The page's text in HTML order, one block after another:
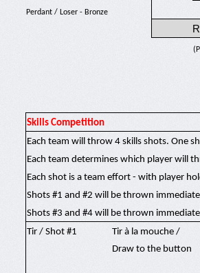
Perdant / Loser - Bronze
Skills Competition
Each team will throw 4 skills shots. One
Each team determines which player will
Each shot is a team effort - with player
Shots #1 and #2 will be thrown
Shots #3 and #4 will be thrown
Tir / Shot #1
Tir à la mouche /
Draw to the button